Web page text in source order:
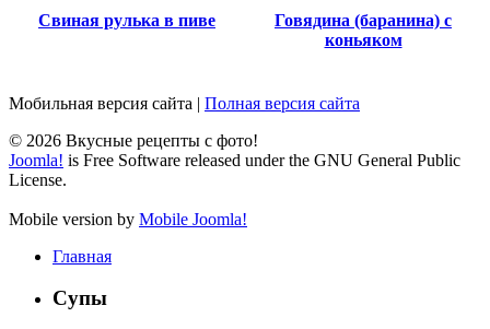
Свиная рулька в пиве
Говядина (баранина) с
коньяком
Мобильная версия сайта | Полная версия сайта
© 2026 Вкусные рецепты с фото!
Joomla! is Free Software released under the GNU General Public
License.
Mobile version by Mobile Joomla!
Главная
Супы